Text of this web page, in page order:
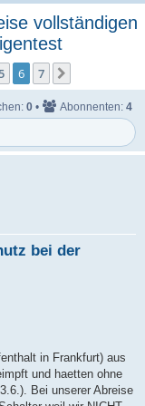
vollständigen
6 7
0 • Abonnenten: 4
bei der
in Frankfurt) aus
und haetten ohne
Bei unserer Abreise